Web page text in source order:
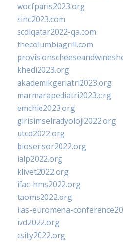
wocfparis2023.org
sinc2023.com
scdlqatar2022-qa.com
thecolumbiagrill.com
khedi2023.org
akademikgeriatri2023.org
marmarapediatri2023.org
emchie2023.org
girisimselradyoloji2022.org
utcd2022.org
biosensor2022.org
ialp2022.org
klivet2022.org
ifac-hms2022.org
taoms2022.org
iias-euromena-
ivd2022.org
csity2022.org